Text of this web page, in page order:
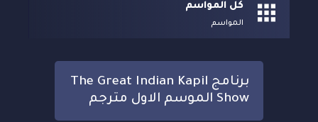
كل المواسم
المواسم
برنامج The Great Indian Kapil
Show الموسم الاول مترجم